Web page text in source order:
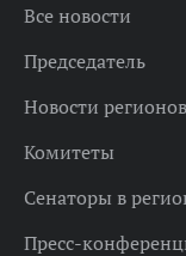
Все новости
Председатель
Новости регионов
Комитеты
Сенаторы в
Пресс-